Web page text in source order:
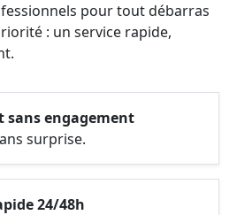
pour tout débarras
: un service rapide,
engagement
surprise.
24/48h